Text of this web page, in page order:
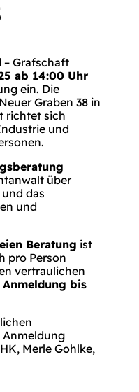
– Grafschaft
ab 14:00 Uhr
ein. Die
Graben 38 in
richtet sich
und
über
das
und
Beratung ist
pro Person
vertraulichen
Anmeldung bis
Anmeldung
Merle Gohlke,